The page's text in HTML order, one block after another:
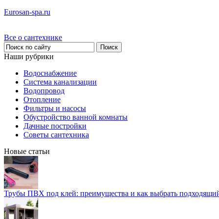
Eurosan-spa.ru
Все о сантехнике
Наши рубрики
Водоснабжение
Система канализации
Водопровод
Отопление
Фильтры и насосы
Обустройство ванной комнаты
Дачные постройки
Советы сантехника
Новые статьи
Трубы ПВХ под клей: преимущества и как выбрать